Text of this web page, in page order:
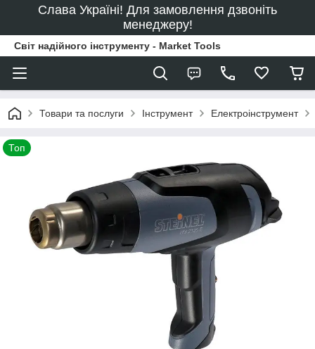
Слава Україні! Для замовлення дзвоніть
менеджеру!
Світ надійного інструменту - Market Tools
Товари та послуги Інструмент Електроінструмент
Топ